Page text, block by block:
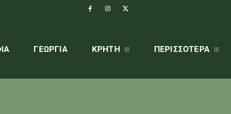
ΓΕΩΡΓΊΑ ΚΡΗΤΗ ΠΕΡΙΣΣΌΤΕΡΑ